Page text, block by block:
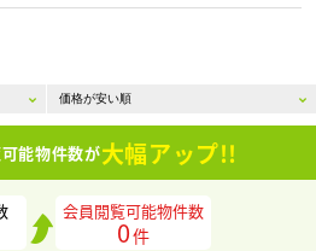
能物件数が大幅アップ!!
会員閲覧可能物件数
0件